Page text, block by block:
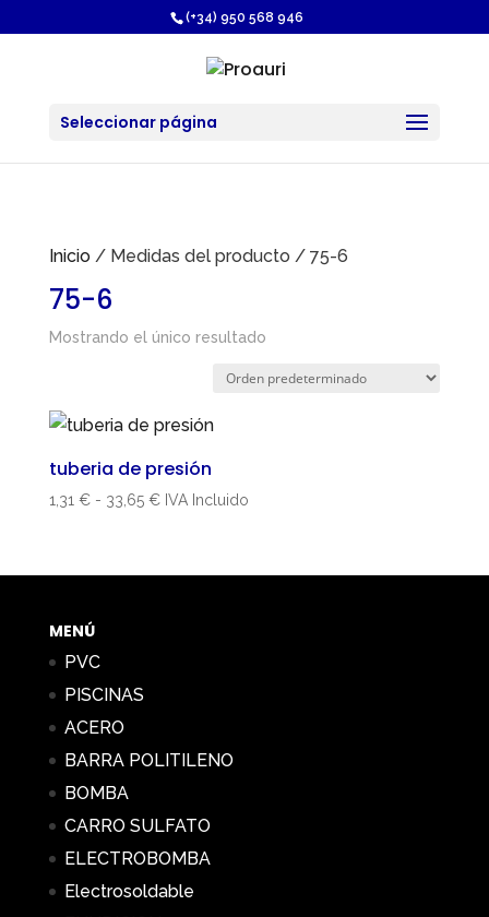
(+34) 950 568 946
Seleccionar página
Inicio/ Medidas del producto / 75-6
75-6
Mostrando el único resultado
tuberia de presión
1,31 € - 33,65 €Rango
desde
IVA Incluido
MENÚ
PVC
PISCINAS
ACERO
BARRA POLITILENO
BOMBA
CARRO SULFATO
ELECTROBOMBA
Electrosoldable